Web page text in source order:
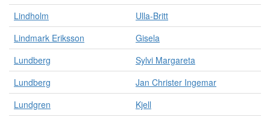
Lindholm
Ulla-Britt
Lindmark Eriksson
Gisela
Lundberg
Sylvi Margareta
Lundberg
Jan Christer Ingemar
Lundgren
Kjell